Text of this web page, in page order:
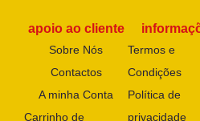
apoio ao cliente
Sobre Nós
Contactos
A minha Conta
Carrinho de
Termos e
Condições
Política de
privacidade